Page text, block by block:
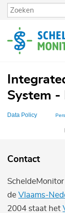
Overslaan
en
de
inhoud
System -
Data Policy
Contact
de Vlaams-
2004 staat het